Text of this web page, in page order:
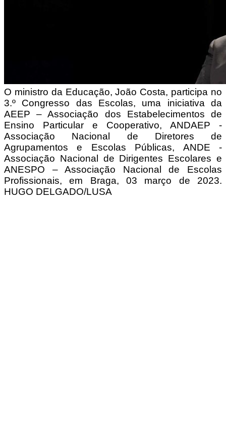
O ministro da Educação, João Costa, participa no
3.º Congresso das Escolas, uma iniciativa da
AEEP – Associação dos Estabelecimentos de
Ensino Particular e Cooperativo, ANDAEP -
Associação Nacional de Diretores de
Agrupamentos e Escolas Públicas, ANDE -
Associação Nacional de Dirigentes Escolares e
ANESPO – Associação Nacional de Escolas
Profissionais, em Braga, 03 março de 2023.
HUGO DELGADO/LUSA